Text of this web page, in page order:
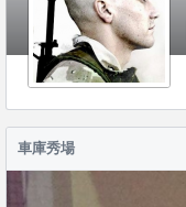
車庫秀場